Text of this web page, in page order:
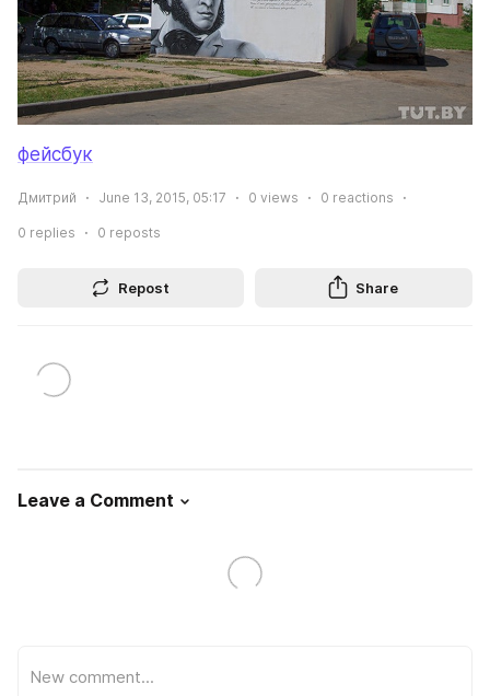
фейсбук
Дмитрий June 13, 2015, 05:17 0 views 0 reactions
0 replies 0 reposts
Repost Share
Leave a Comment